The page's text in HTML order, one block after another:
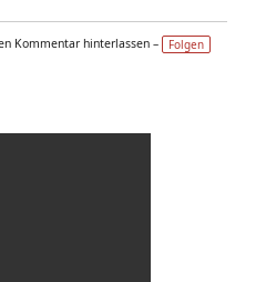
Kommentar hinterlassen – Folgen